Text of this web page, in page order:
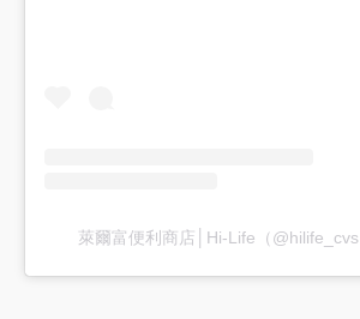
萊爾富便利商店│Hi-Life（